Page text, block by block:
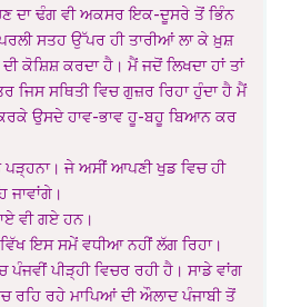
ਦਾ ਢੰਗ ਵੀ ਅਕਸਰ ਇਕ-ਦੂਸਰੇ ਤੋਂ ਭਿੰਨ
ਸਤਹ ਉੱਪਰ ਹੀ ਤਾਰੀਆਂ ਲਾ ਕੇ ਖ਼ੁਸ਼
ਕੋਸ਼ਿਸ਼ ਕਰਦਾ ਹੈ। ਮੈਂ ਜਦੋਂ ਲਿਖਦਾ ਹਾਂ ਤਾਂ
ਜਿਸ ਸਥਿਤੀ ਵਿਚ ਗੁਜ਼ਰ ਰਿਹਾ ਹੁੰਦਾ ਹੈ ਮੈਂ
ਉਸਦੇ ਹਾਵ-ਭਾਵ ਹੂ-ਬਹੂ ਬਿਆਨ ਕਰ
ਜੇ ਅਸੀਂ ਆਪਣੀ ਖੁਡ ਵਿਚ ਹੀ
ਜਾਵਾਂਗੇ।
ਵੀ ਗਏ ਹਨ।
ਇਸ ਸਮੇਂ ਵਧੀਆ ਨਹੀਂ ਲੱਗ ਰਿਹਾ।
ਪੰਜਵੀਂ ਪੀੜ੍ਹੀ ਵਿਚਰ ਰਹੀ ਹੈ। ਸਾਡੇ ਵਾਂਗ
ਰਹਿ ਰਹੇ ਮਾਪਿਆਂ ਦੀ ਔਲਾਦ ਪੰਜਾਬੀ ਤੋਂ